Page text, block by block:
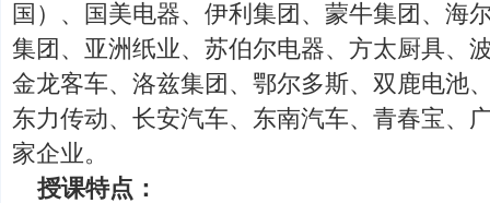
国）、国美电器、伊利集团、蒙牛集团、海
集团、亚洲纸业、苏伯尔电器、方太厨具、
金龙客车、洛兹集团、鄂尔多斯、双鹿电池
东力传动、长安汽车、东南汽车、青春宝、
家企业。
授课特点：